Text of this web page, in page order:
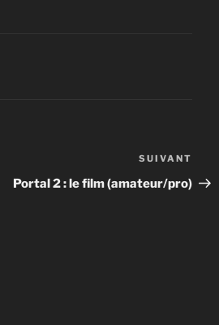
SUIVANT
Portal 2 : le film (amateur/pro)